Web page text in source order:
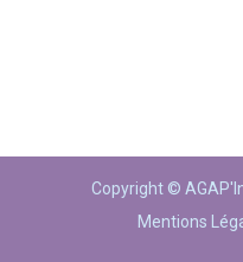
Copyright ©
Mentions